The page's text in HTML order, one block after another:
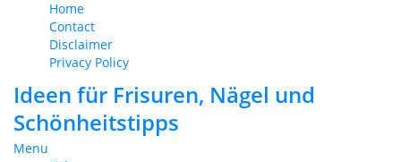
Home
Contact
Disclaimer
Privacy Policy
Ideen für Frisuren, Nägel und
Schönheitstipps
Menu